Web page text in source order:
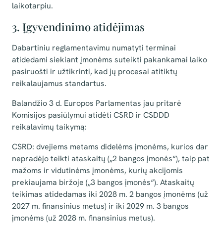
laikotarpiu.
3. Įgyvendinimo atidėjimas
Dabartiniu reglamentavimu numatyti terminai
atidedami siekiant įmonėms suteikti pakankamai laiko
pasiruošti ir užtikrinti, kad jų procesai atitiktų
reikalaujamus standartus.
Balandžio 3 d. Europos Parlamentas jau pritarė
Komisijos pasiūlymui atidėti CSRD ir CSDDD
reikalavimų taikymą:
CSRD: dvejiems metams didelėms įmonėms, kurios dar
nepradėjo teikti ataskaitų („2 bangos įmonės“), taip pat
mažoms ir vidutinėms įmonėms, kurių akcijomis
prekiaujama biržoje („3 bangos įmonės“). Ataskaitų
teikimas atidedamas iki 2028 m. 2 bangos įmonėms (už
2027 m. finansinius metus) ir iki 2029 m. 3 bangos
įmonėms (už 2028 m. finansinius metus).